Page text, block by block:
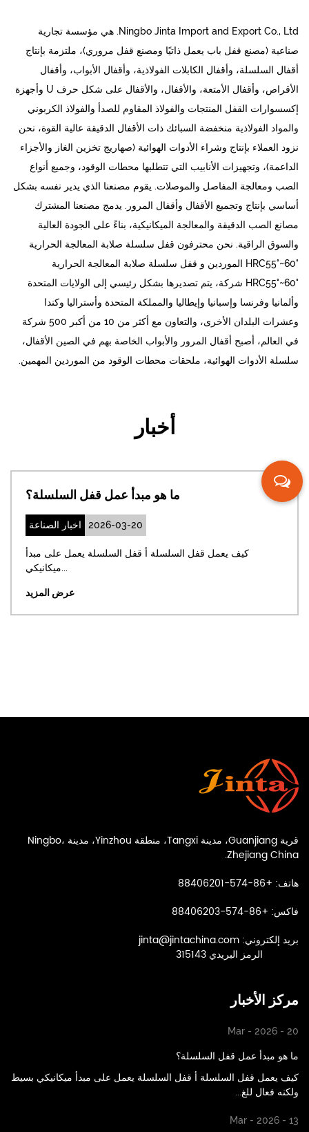
Ningbo Jinta Import and Export Co., Ltd. هي مؤسسة تجارية
صناعية (مصنع قفل باب يعمل ذاتيًا ومصنع قفل مروري)، ملتزمة بإنتاج
أقفال السلسلة، وأقفال الكابلات الفولاذية، وأقفال الأبواب، وأقفال
الأقراص، وأقفال الأمتعة، والأقفال، والأقفال على شكل حرف U وأجهزة
إكسسوارات القفل المنتجات والفولاذ المقاوم للصدأ والفولاذ الكربوني
والمواد الفولاذية منخفضة السبائك ذات الأقفال الدقيقة عالية القوة، نحن
نزود العملاء بإنتاج وشراء الأدوات الهوائية (صهاريج تخزين الغاز والأجزاء
الداعمة)، وتجهيزات الأنابيب التي تتطلبها محطات الوقود، وجميع أنواع
الصب ومعالجة المفاصل والموصلات. يقوم مصنعنا الذي يدير نفسه بشكل
أساسي بإنتاج وتجميع الأقفال وأقفال المرور. يدمج مصنعنا المشترك
مصانع الصب الدقيقة والمعالجة الميكانيكية، بناءً على الجودة العالية
والسوق الراقية. نحن محترفون قفل سلسلة صلابة المعالجة الحرارية
HRC55°~60° الموردين
و قفل سلسلة صلابة المعالجة الحرارية
HRC55°~60° شركة
، يتم تصديرها بشكل رئيسي إلى الولايات المتحدة
وألمانيا وفرنسا وإسبانيا وإيطاليا والمملكة المتحدة وأستراليا وكندا
وعشرات البلدان الأخرى، والتعاون مع أكثر من 10 من أكبر 500 شركة
في العالم، أصبح أقفال المرور والأبواب الخاصة بهم في الصين الأقفال،
سلسلة الأدوات الهوائية، ملحقات محطات الوقود من الموردين المهمين.
أخبار
ما هو
كيف يعمل قفل السلسلة أ
لقفل الباب؟
الأكثر مباشرة لمشكلة
قرية Guanjiang، مدينة Tangxi، منطقة Yinzhou، مدينة Ningbo،
Zhejiang China.
هاتف: +86-574-88406201
فاكس: +86-574-88406203
بريد إلكتروني: jinta@jintachina.com
الرمز البريدي 315143
مركز الأخبار
Mar - 2026 - 20
ما هو مبدأ عمل قفل السلسلة؟
كيف يعمل قفل السلسلة أ قفل السلسلة يعمل على مبدأ ميكانيكي بسيط
ولكنه فعال للغ...
Mar - 2026 - 13